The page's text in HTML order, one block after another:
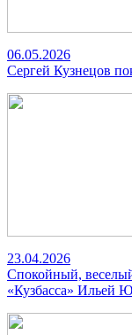
06.05.2026
Сергей Кузнецов
23.04.2026
Спокойный,
«Кузбасса» Ильей